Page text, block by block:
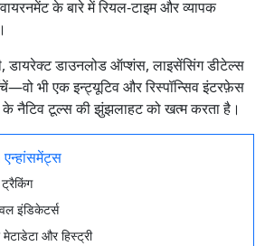
के बारे में रियल-टाइम और व्यापक
डायरेक्ट डाउनलोड ऑप्शंस, लाइसेंसिंग डीटेल्स
भी एक इन्ट्यूटिव और रिस्पॉन्सिव इंटरफ़ेस
नैटिव टूल्स की झुंझलाहट को खत्म करता है।
इंडिकेटर्स
और हिस्ट्री